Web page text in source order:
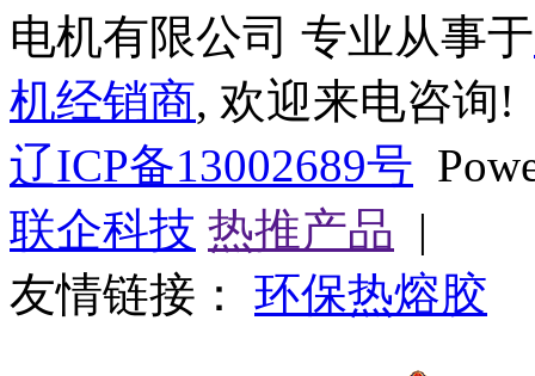
电机有限公司 专业从事于
机经销商, 欢迎来电咨询!
辽ICP备13002689号
联企科技 热推产品 |
友情链接： 环保热熔胶